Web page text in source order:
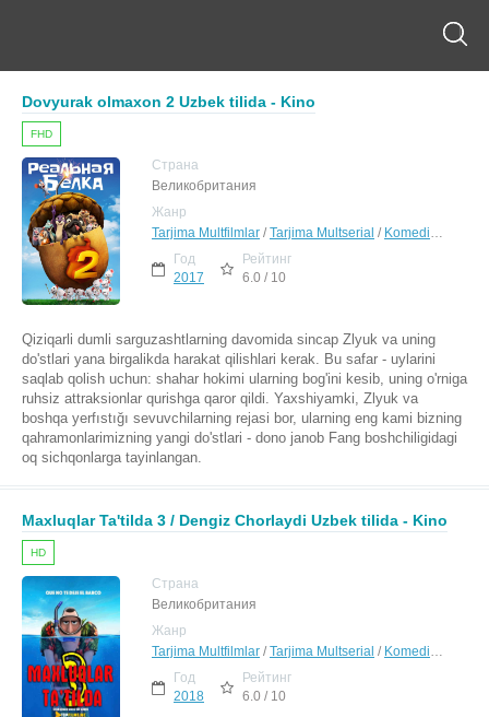
Dovyurak olmaxon 2 Uzbek tilida - Kino
FHD
Страна
Великобритания
Жанр
Tarjima Multfilmlar /Tarjima Multserial / Komediya
Год
2017
Рейтинг
6.0 / 10
Qiziqarli dumli sarguzashtlarning davomida sincap Zlyuk va uning
do'stlari yana birgalikda harakat qilishlari kerak. Bu safar - uylarini
saqlab qolish uchun: shahar hokimi ularning bog'ini kesib, uning o'rniga
ruhsiz attraksionlar qurishga qaror qildi. Yaxshiyamki, Zlyuk va
boshqa yerfıstığı sevuvchilarning rejasi bor, ularning eng kami bizning
qahramonlarimizning yangi do'stlari - dono janob Fang boshchiligidagi
oq sichqonlarga tayinlangan.
Maxluqlar Ta'tilda 3 / Dengiz Chorlaydi Uzbek tilida - Kino
HD
Страна
Великобритания
Жанр
Tarjima Multfilmlar /Tarjima Multserial / Komediya
Год
2018
Рейтинг
6.0 / 10